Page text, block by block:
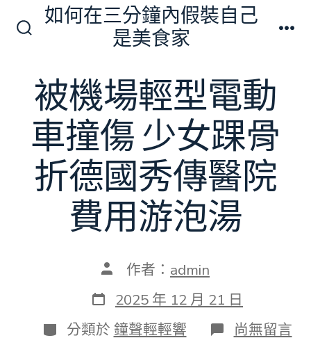
換
開
如何在三分鐘內假裝自己
是美食家
被機場輕型電動
車撞傷 少女踝骨
折德國秀傳醫院
費用游泡湯
文
作
者
作者： admin
發
表
日
期
2025 年 12 月 21 日
分
類
分類於 鐘聲輕輕響 在
〈被
尚無留言